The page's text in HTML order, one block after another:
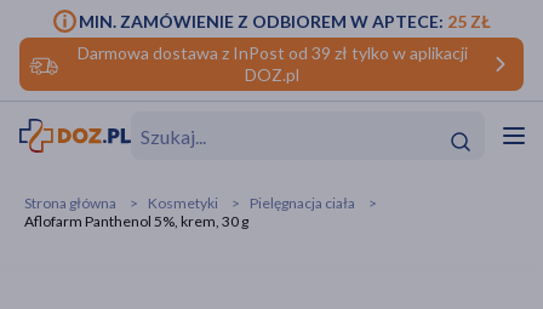
Darmowa dostawa z InPost od 39 zł tylko w aplikacji
DOZ.pl
MIN. ZAMÓWIENIE Z ODBIOREM W APTECE: 25 ZŁ
Strona główna Kosmetyki
Pielęgnacja ciała
Aflofarm Panthenol 5%, krem, 30 g